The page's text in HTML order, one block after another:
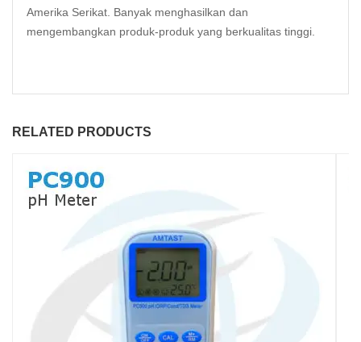
Amerika Serikat. Banyak menghasilkan dan
mengembangkan produk-produk yang berkualitas tinggi.
RELATED PRODUCTS